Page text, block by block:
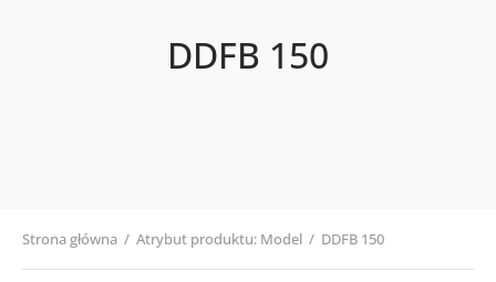
DDFB 150
Strona główna / Atrybut produktu: Model / DDFB 150